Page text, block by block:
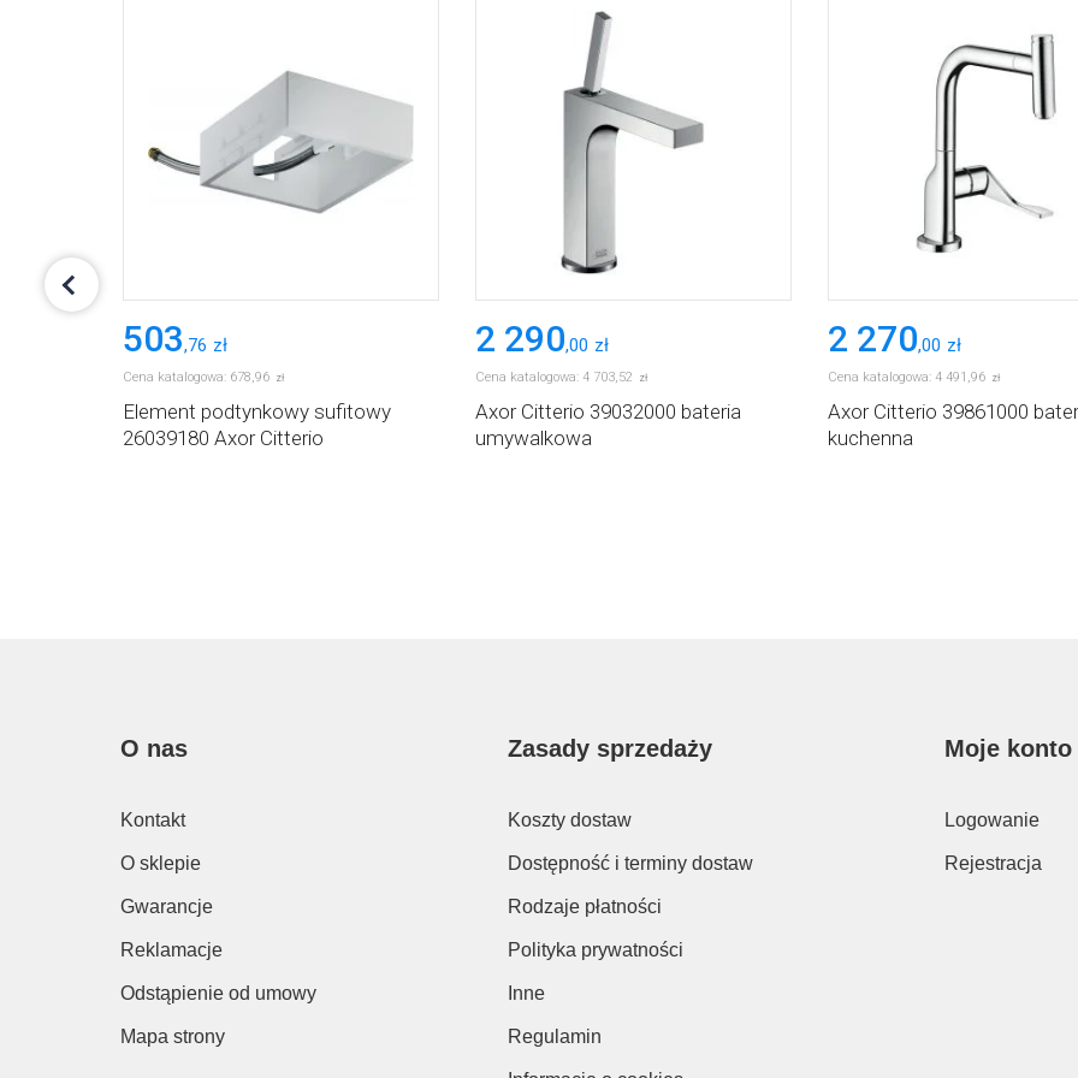
503,76 zł
Cena katalogowa: 678,96 zł
Element podtynkowy sufitowy
26039180 Axor Citterio
2 290,00 zł
Cena katalogowa: 4 703,52 zł
Axor Citterio 39032000 bateria
umywalkowa
2 270,00 zł
Cena katalogowa: 4 491 ,96 zł
Axor Citterio 39861000
kuchenna
O nas
Kontakt
O sklepie
Gwarancje
Reklamacje
Odstąpienie od umowy
Mapa strony
Zasady sprzedaży
Koszty dostaw
Dostępność i terminy dostaw
Rodzaje płatności
Polityka prywatności
Inne
Regulamin
Moje konto
Logowanie
Rejestracja